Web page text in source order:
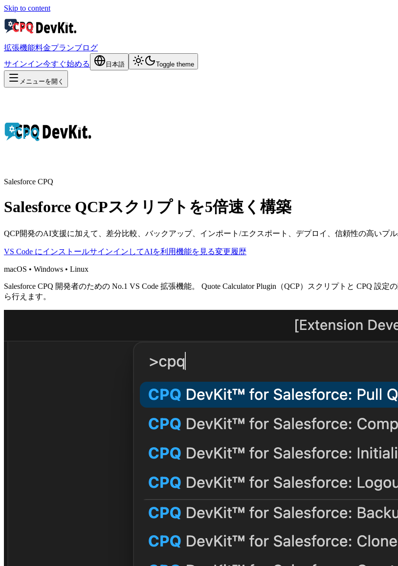
Skip to content
拡張機能料金プランブログ
サインイン今すぐ始める 日本語 Toggle theme
メニューを開く
Salesforce CPQ
Salesforce QCPスクリプトを5倍速く構築
QCP開発のAI支援に加えて、差分比較、バックアップ、インポート/エクスポート、デプロイ、信頼性の高いプ
VS Code にインストールサインインしてAIを利用機能を見る変更履歴
macOS • Windows • Linux
Salesforce CPQ 開発者のための No.1 VS Code 拡張機能。
Quote Calculator Plugin（QCP）スクリプトと CPQ 設
ら行えます。